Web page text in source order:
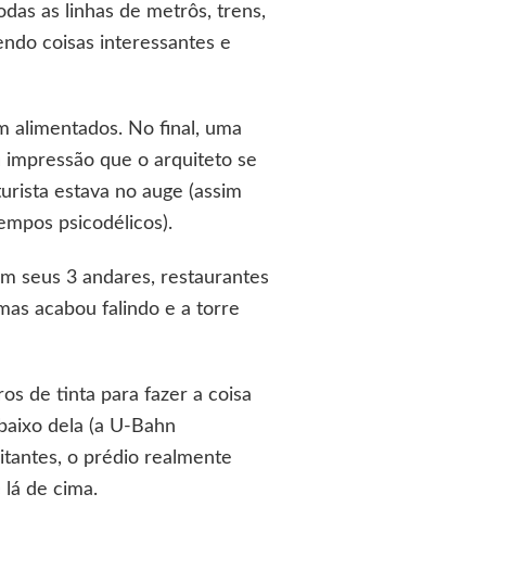
as linhas de metrôs, trens,
coisas interessantes e
alimentados. No final, uma
que o arquiteto se
estava no auge (assim
psicodélicos).
seus 3 andares, restaurantes
acabou falindo e a torre
de tinta para fazer a coisa
dela (a U-Bahn
o prédio realmente
lá de cima.